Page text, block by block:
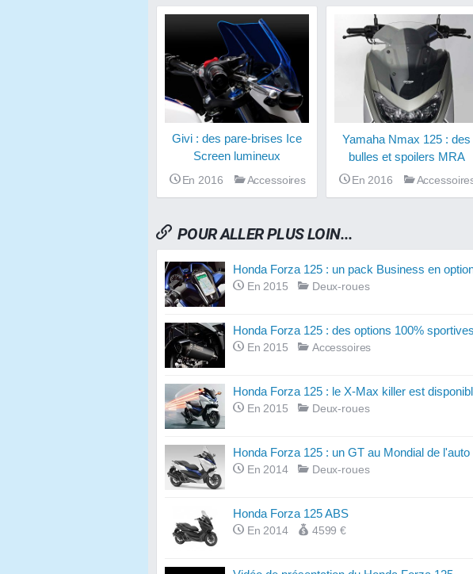
Givi : des pare-brises Ice
Screen lumineux
En 2016 Accessoires
Yamaha Nmax 125 : des
bulles et spoilers MRA
En 2016
POUR ALLER PLUS LOIN...
Honda Forza 125 : un pack Business en
En 2015 Deux-roues
Honda Forza 125 : des options 100% sportives
En 2015 Accessoires
Honda Forza 125 : le X-Max killer est
En 2015 Deux-roues
Honda Forza 125 : un GT au Mondial de l'auto
En 2014 Deux-roues
Honda Forza 125 ABS
En 2014 4599 €